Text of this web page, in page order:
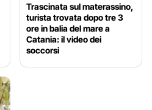
Trascinata sul materassino,
turista trovata dopo tre 3
ore in balia del mare a
Catania: il video dei
soccorsi